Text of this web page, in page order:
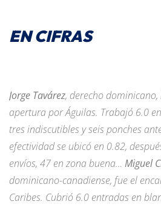
EN CIFRAS
Jorge Tavárez, derecho
apertura por Águilas. Trabajó 6.0
tres indiscutibles y seis ponches
efectividad se ubicó en 0.82,
envíos, 47 en zona buena… Miguel
dominicano-canadiense, fue el
Caribes. Cubrió 6.0 entradas en